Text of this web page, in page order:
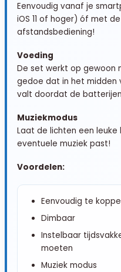
Eenvoudig vanaf je
iOS 11 of hoger) óf met
afstandsbediening!
Voeding
De set werkt op gewoon
gedoe dat in het midden
valt doordat de
Muziekmodus
Laat de lichten een
eventuele muziek past!
Voordelen:
Eenvoudig te
Dimbaar
Instelbaar
moeten
Muziek modus